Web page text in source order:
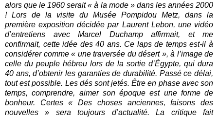
alors que le 1960 serait « à la mode » dans les années 2000
! Lors de la visite du Musée Pompidou Metz, dans la
première exposition décidée par Laurent Lebon, une vidéo
d’entretiens avec Marcel Duchamp affirmait, et me
confirmait, cette idée des 40 ans. Ce laps de temps est-il à
considérer comme « une traversée du désert », à l’image de
celle du peuple hébreu lors de la sortie d’Égypte, qui dura
40 ans, d’obtenir les garanties de durabilité. Passé ce délai,
tout est possible. Les dés sont jetés. Être en phase avec son
temps, comprendre, aimer son époque est une forme de
bonheur. Certes « Des choses anciennes, faisons des
nouvelles » sera toujours d’actualité. La critique fait